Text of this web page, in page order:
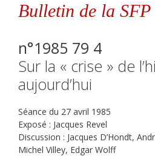
Bulletin de la SFP
n°1985 79 4
Sur la « crise » de
aujourd’hui
Séance du 27 avril 1985
Exposé : Jacques Revel
Discussion : Jacques D’Hondt,
Michel Villey, Edgar Wolff